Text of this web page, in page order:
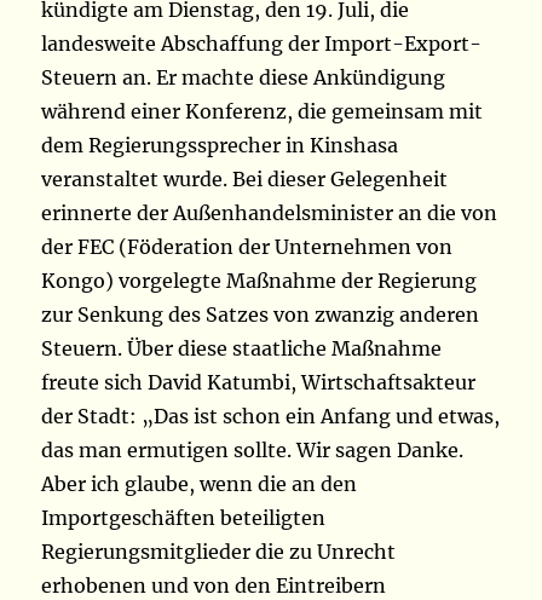
kündigte am Dienstag, den 19. Juli, die
landesweite Abschaffung der Import-Export-
Steuern an. Er machte diese Ankündigung
während einer Konferenz, die gemeinsam mit
dem Regierungssprecher in Kinshasa
veranstaltet wurde. Bei dieser Gelegenheit
erinnerte der Außenhandelsminister an die von
der FEC (Föderation der Unternehmen von
Kongo) vorgelegte Maßnahme der Regierung
zur Senkung des Satzes von zwanzig anderen
Steuern. Über diese staatliche Maßnahme
freute sich David Katumbi, Wirtschaftsakteur
der Stadt: „Das ist schon ein Anfang und etwas,
das man ermutigen sollte. Wir sagen Danke.
Aber ich glaube, wenn die an den
Importgeschäften beteiligten
Regierungsmitglieder die zu Unrecht
erhobenen und von den Eintreibern